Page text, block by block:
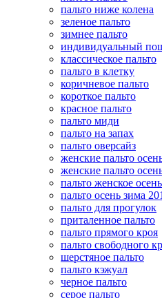
пальто ниже колена
зеленое пальто
зимнее пальто
индивидуальный
классическое пальто
пальто в клетку
коричневое пальто
короткое пальто
красное пальто
пальто миди
пальто на запах
пальто оверсайз
женские пальто
женские пальто
пальто женское
пальто осень зима
пальто для прогулок
приталенное пальто
пальто прямого кроя
пальто свободного
шерстяное пальто
пальто кэжуал
черное пальто
серое пальто